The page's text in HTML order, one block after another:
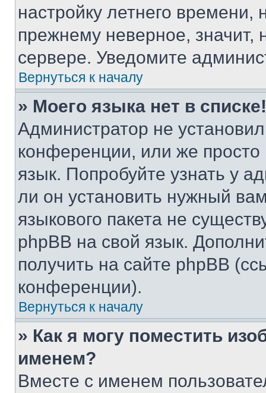
настройку летнего
прежнему неверное, значит,
сервере. Уведомите
Вернуться к началу
» Моего языка нет в списке!
Администратор не
конференции, или же
язык. Попробуйте узнать у
ли он установить нужный
языкового пакета не
phpBB на свой язык.
получить на сайте phpBB
конференции).
Вернуться к началу
» Как я могу поместить
именем?
Вместе с именем